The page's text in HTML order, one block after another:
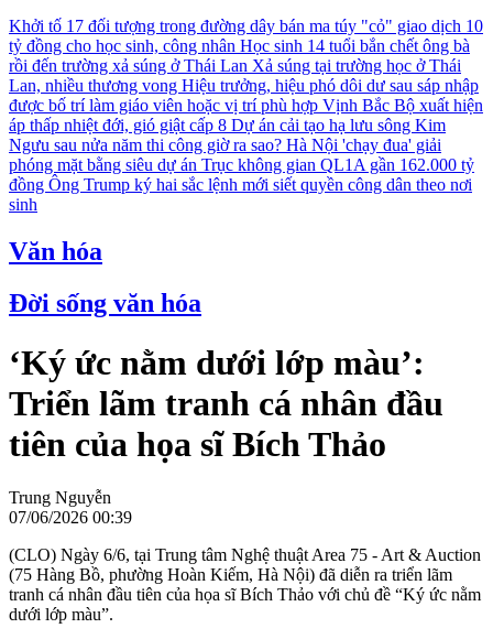
Khởi tố 17 đối tượng trong đường dây bán ma túy "cỏ" giao dịch 10
tỷ đồng cho học sinh, công nhân Học sinh 14 tuổi bắn chết ông bà
rồi đến trường xả súng ở Thái Lan Xả súng tại trường học ở Thái
Lan, nhiều thương vong Hiệu trưởng, hiệu phó dôi dư sau sáp nhập
được bố trí làm giáo viên hoặc vị trí phù hợp Vịnh Bắc Bộ xuất hiện
áp thấp nhiệt đới, gió giật cấp 8 Dự án cải tạo hạ lưu sông Kim
Ngưu sau nửa năm thi công giờ ra sao? Hà Nội 'chạy đua' giải
phóng mặt bằng siêu dự án Trục không gian QL1A gần 162.000 tỷ
đồng Ông Trump ký hai sắc lệnh mới siết quyền công dân theo nơi
sinh
Văn hóa
Đời sống văn hóa
‘Ký ức nằm dưới lớp màu’:
Triển lãm tranh cá nhân đầu
tiên của họa sĩ Bích Thảo
Trung Nguyễn
07/06/2026 00:39
(CLO) Ngày 6/6, tại Trung tâm Nghệ thuật Area 75 - Art & Auction
(75 Hàng Bồ, phường Hoàn Kiếm, Hà Nội) đã diễn ra triển lãm
tranh cá nhân đầu tiên của họa sĩ Bích Thảo với chủ đề “Ký ức nằm
dưới lớp màu”.